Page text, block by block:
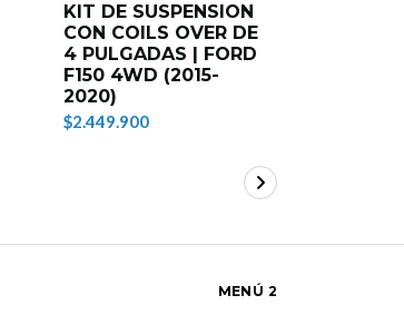
KIT DE SUSPENSION
CON COILS OVER DE
4 PULGADAS | FORD
F150 4WD (2015-
2020)
$2.449.900
MENÚ 2